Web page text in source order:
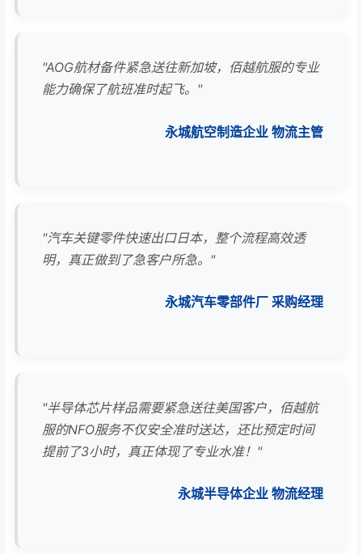
"AOG航材备件紧急送往新加坡，佰越航服的专业
能力确保了航班准时起飞。"
永城航空制造企业 物流主管
"汽车关键零件快速出口日本，整个流程高效透
明，真正做到了急客户所急。"
永城汽车零部件厂 采购经理
"半导体芯片样品需要紧急送往美国客户，佰越航
服的NFO服务不仅安全准时送达，还比预定时间
提前了3小时，真正体现了专业水准！"
永城半导体企业 物流经理